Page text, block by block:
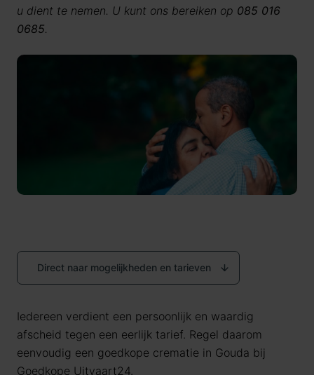
u dient te nemen. U kunt ons bereiken op 085 016
0685.
Direct naar mogelijkheden en tarieven
Iedereen verdient een persoonlijk en waardig
afscheid tegen een eerlijk tarief. Regel daarom
eenvoudig een goedkope crematie in Gouda bij
Goedkope Uitvaart24.